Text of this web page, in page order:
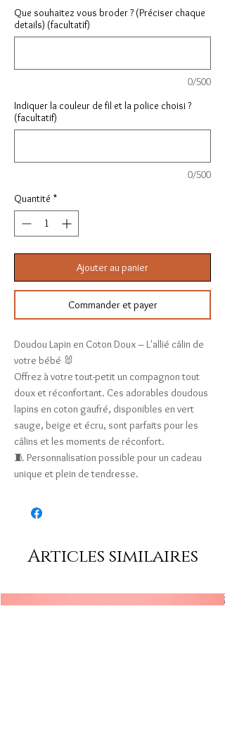
Que souhaitez vous broder ? (Préciser chaque
details) (facultatif)
0/500
Indiquer la couleur de fil et la police choisi ?
(facultatif)
0/500
Quantité *
Ajouter au panier
Commander et payer
Doudou Lapin en Coton Doux – L'allié câlin de
votre bébé 🐰
Offrez à votre tout-petit un compagnon tout
doux et réconfortant. Ces adorables doudous
lapins en coton gaufré, disponibles en vert
sauge, beige et écru, sont parfaits pour les
câlins et les moments de réconfort.
🧵 Personnalisation possible pour un cadeau
unique et plein de tendresse.
Articles similaires